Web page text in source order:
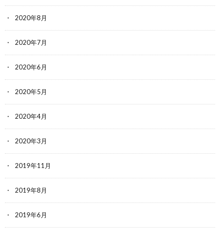
2020年8月
2020年7月
2020年6月
2020年5月
2020年4月
2020年3月
2019年11月
2019年8月
2019年6月